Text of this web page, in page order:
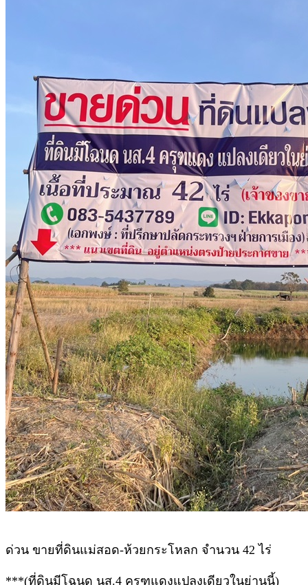
ด่วน ขายที่ดินแม่สอด-ห้วยกระโหลก จำนวน 42 ไร่
***(ที่ดินมีโฉนด นส.4 ครุฑแดงแปลงเดียวในย่านนี้)